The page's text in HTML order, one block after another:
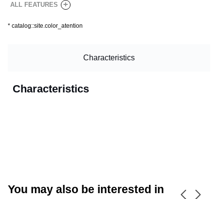
ALL FEATURES +
* catalog::site.color_atention
Characteristics
Characteristics
You may also be interested in